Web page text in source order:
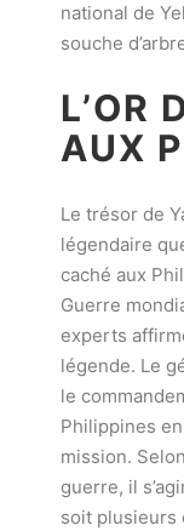
national de
souche
L’OR
AUX
Le trésor de
légendaire
caché aux
Guerre
experts
légende. Le
le
Philippines
mission.
guerre, il
soit plusieurs